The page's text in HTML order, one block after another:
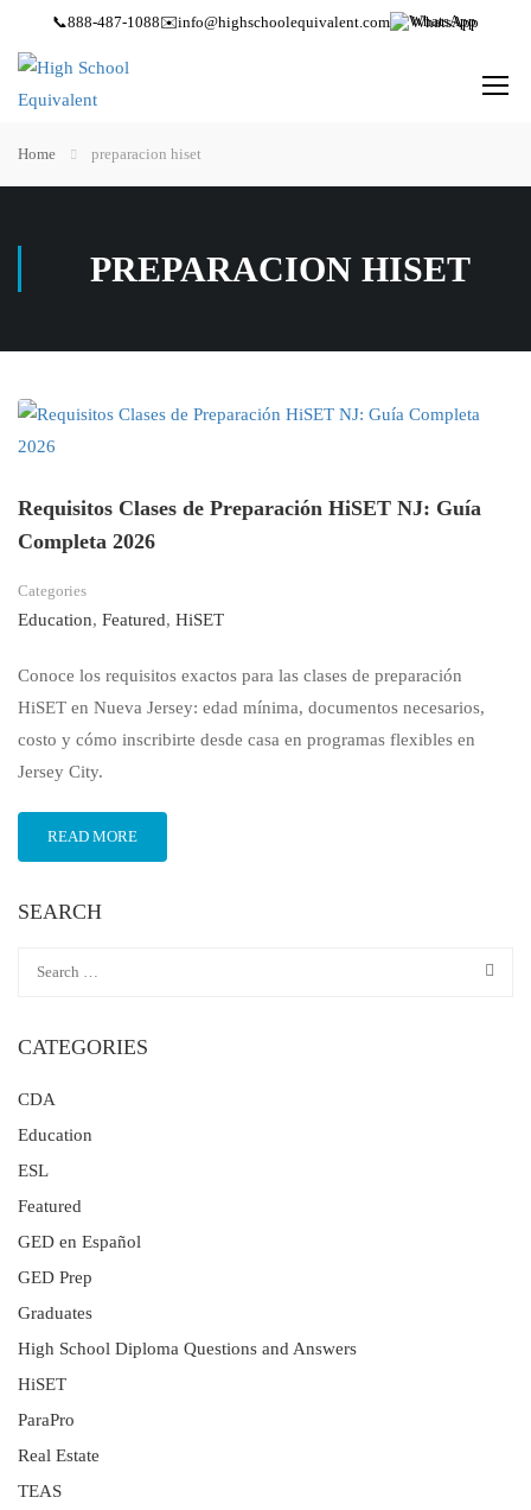
📞888-487-1088✉️info@highschoolequivalent.com WhatsApp
Home preparacion hiset
PREPARACION HISET
Requisitos Clases de Preparación HiSET NJ: Guía
Completa 2026
Categories
Education, Featured, HiSET
Conoce los requisitos exactos para las clases de preparación
HiSET en Nueva Jersey: edad mínima, documentos necesarios,
costo y cómo inscribirte desde casa en programas flexibles en
Jersey City.
READ MORE
SEARCH
CATEGORIES
CDA
Education
ESL
Featured
GED en Español
GED Prep
Graduates
High School Diploma Questions and Answers
HiSET
ParaPro
Real Estate
TEAS